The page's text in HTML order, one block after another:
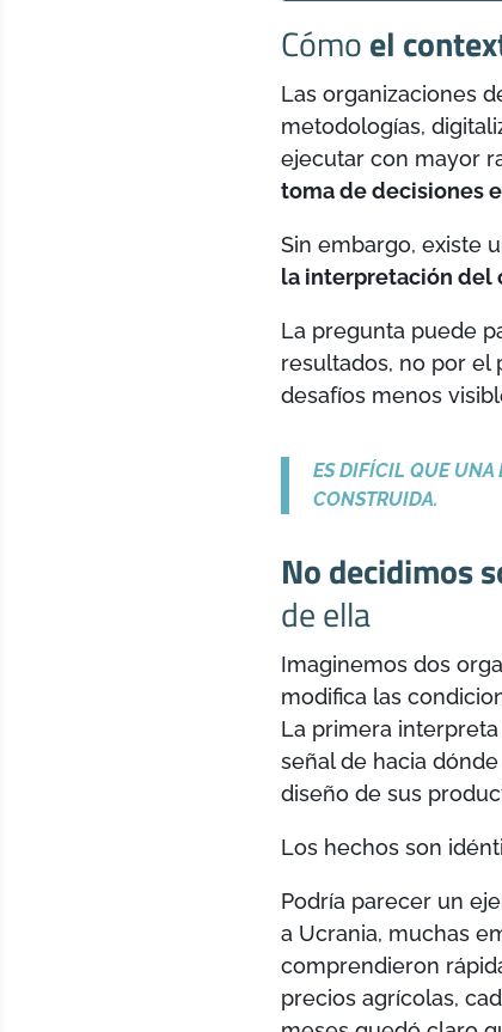
Cómoel
Las organizaciones
metodologías,
ejecutar con mayor
toma de decisiones
Sin embargo, existe
la interpretación del
La pregunta puede
resultados, no por el
desafíos menos
ES DIFÍCIL QUE UNA
CONSTRUIDA.
No decidimos
de ella
Imaginemos dos
modifica las
La primera
señal de hacia
diseño de sus
Los hechos son
Podría parecer un
a Ucrania, muchas
comprendieron
precios agrícolas,